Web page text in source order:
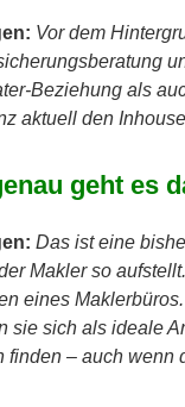
Vor dem
Beziehung als
aktuell den
geht es
Das ist eine
Makler so
eines
sie sich als ideale
finden – auch